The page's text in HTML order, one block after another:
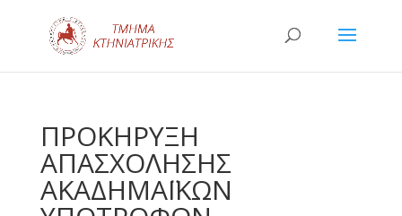
ΠΡΟΚΗΡΥΞΗ
ΑΠΑΣΧΟΛΗΣΗΣ
ΑΚΑΔΗΜΑΪΚΩΝ